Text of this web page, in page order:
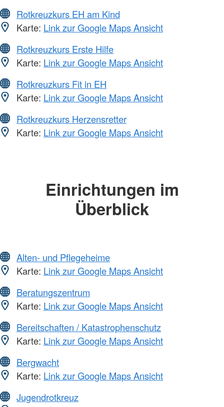
Rotkreuzkurs EH am Kind
Karte: Link zur Google Maps Ansicht
Rotkreuzkurs Erste Hilfe
Karte: Link zur Google Maps Ansicht
Rotkreuzkurs Fit in EH
Karte: Link zur Google Maps Ansicht
Rotkreuzkurs Herzensretter
Karte: Link zur Google Maps Ansicht
Einrichtungen im
Überblick
Alten- und Pflegeheime
Karte: Link zur Google Maps Ansicht
Beratungszentrum
Karte: Link zur Google Maps Ansicht
Bereitschaften / Katastrophenschutz
Karte: Link zur Google Maps Ansicht
Bergwacht
Karte: Link zur Google Maps Ansicht
Jugendrotkreuz